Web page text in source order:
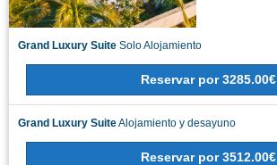
Grand Luxury Suite Solo Alojamiento
Reservar por 3285.00€
Grand Luxury SuiteAlojamiento y desayuno
Reservar por 3512.00€